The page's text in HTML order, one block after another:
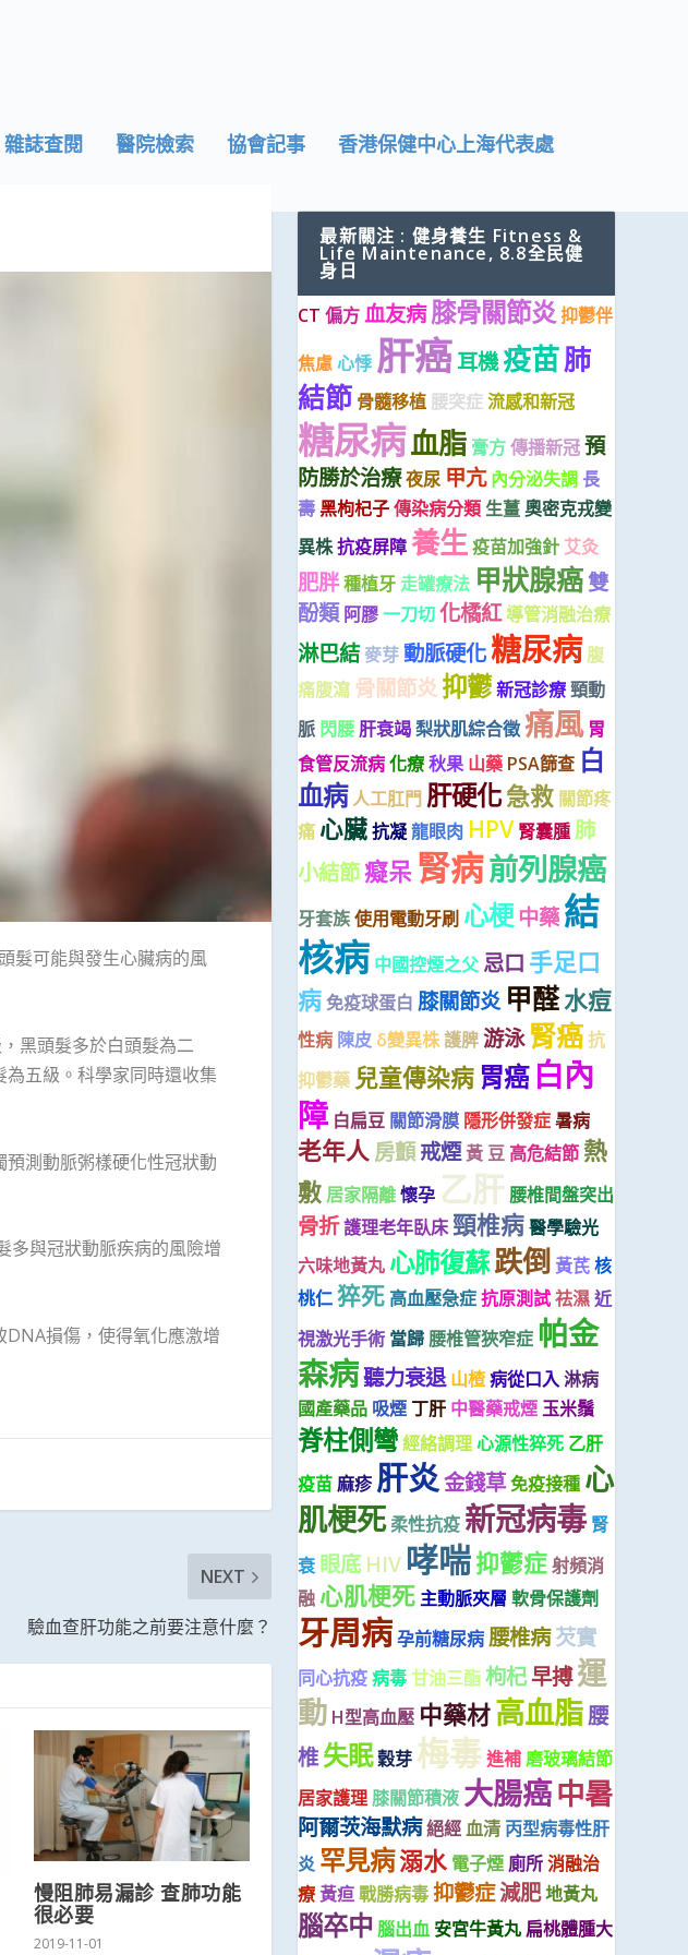
雜誌查閱 醫院檢索 協會記事 香港保健中心上海代表處
髮可能與發生心臟病的風
黑頭髮多於白頭髮為二
五級。科學家同時還收集
測動脈粥樣硬化性冠狀動
多與冠狀動脈疾病的風險增
損傷，使得氧化應激增
NEXT
驗血查肝功能之前要注意什麼？
慢阻肺易漏診 查肺功能
很必要
2019-11-01
最新關注 : 健身養生 Fitness &
Life Maintenance, 8.8全民健
身日
CT 偏方血友病膝骨關節炎抑鬱伴
焦慮心悸 肝癌耳機疫苗肺
結節 骨髓移植 腰突症流感和新冠
糖尿病血脂 膏方傳播新冠預
防勝於治療夜尿 甲亢 內分泌失調 長
壽黑枸杞子傳染病分類 生薑奧密克戎變
異株抗疫屏障養生疫苗加強針 艾灸
肥胖種植牙 走罐療法 甲狀腺癌雙
酚類 阿膠一刀切化橘紅 導管消融治療
淋巴結 麥芽動脈硬化糖尿病 腹
痛腹瀉 骨關節炎抑鬱新冠診療頸動
脈 閃腰 肝衰竭梨狀肌綜合徵痛風 胃
食管反流病化療秋果 山藥 PSA篩查 白
血病人工肛門 肝硬化急救 關節疼
痛 心臟抗凝龍眼肉 HPV 腎囊腫肺
小結節癡呆 腎病前列腺癌
牙套族使用電動牙刷 心梗中藥結
核病 中國控煙之父 忌口 手足口
病免疫球蛋白 膝關節炎 甲醛水痘
性病 陳皮 δ變異株護脾游泳 腎癌抗
抑鬱藥 兒童傳染病 胃癌 白內
障 白扁豆 關節滑膜 隱形併發症暑病
老年人房顫戒煙黃 豆 高危結節熱
敷 居家隔離懷孕 乙肝 腰椎間盤突出
骨折護理老年臥床 頸椎病醫學驗光
六味地黃丸 心肺復蘇跌倒 黃芪核
桃仁猝死 高血壓急症抗原測試祛濕近
視激光手術 當歸 腰椎管狹窄症 帕金
森病聽力衰退 山楂病從口入淋病
國產藥品 吸煙 丁肝 中醫藥戒煙玉米鬚
脊柱側彎經絡調理心源性猝死 乙肝
疫苗麻疹 肝炎金錢草免疫接種 心
肌梗死 柔性抗疫 新冠病毒 腎
衰 眼底 HIV 哮喘抑鬱症射頻消
融 心肌梗死 主動脈夾層 軟骨保護劑
牙周病孕前糖尿病腰椎病芡實
同心抗疫病毒甘油三酯枸杞早搏運
動 H型高血壓 中藥材高血脂腰
椎失眠穀芽 梅毒進補磨玻璃結節
居家護理 膝關節積液 大腸癌中暑
阿爾茨海默病絕經血清 丙型病毒性肝
炎 罕見病溺水 電子煙 廁所消融治
療黃疸戰勝病毒抑鬱症減肥地黃丸
腦卒中 腦出血 安宮牛黃丸 扁桃體腫大